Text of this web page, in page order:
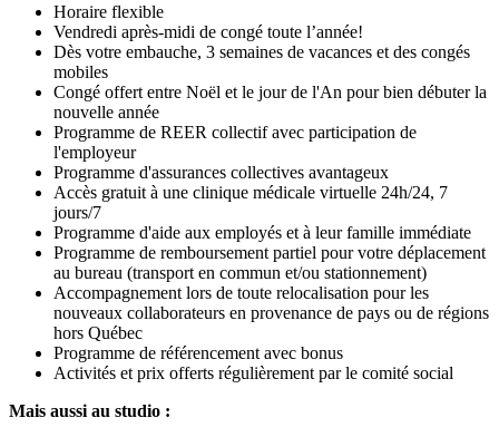
Horaire flexible
Vendredi après-midi de congé toute l’année!
Dès votre embauche, 3 semaines de vacances et des congés
mobiles
Congé offert entre Noël et le jour de l'An pour bien débuter la
nouvelle année
Programme de REER collectif avec participation de
l'employeur
Programme d'assurances collectives avantageux
Accès gratuit à une clinique médicale virtuelle 24h/24, 7
jours/7
Programme d'aide aux employés et à leur famille immédiate
Programme de remboursement partiel pour votre déplacement
au bureau (transport en commun et/ou stationnement)
Accompagnement lors de toute relocalisation pour les
nouveaux collaborateurs en provenance de pays ou de régions
hors Québec
Programme de référencement avec bonus
Activités et prix offerts régulièrement par le comité social
Mais aussi au studio :